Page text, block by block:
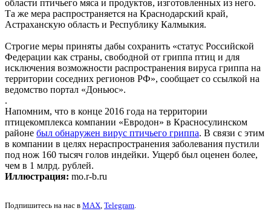
области птичьего мяса и продуктов, изготовленных из него.
Та же мера распространяется на Краснодарский край,
Астраханскую область и Республику Калмыкия.
Строгие меры приняты дабы сохранить «статус Российской
Федерации как страны, свободной от гриппа птиц и для
исключения возможности распространения вируса гриппа на
территории соседних регионов РФ», сообщает со ссылкой на
ведомство портал «Доньюс».
.
Напомним, что в конце 2016 года на территории
птицекомплекса компании «Евродон» в Красносулинском
районе был обнаружен вирус птичьего гриппа. В связи с этим
в компании в целях нераспространения заболевания пустили
под нож 160 тысяч голов индейки. Ущерб был оценен более,
чем в 1 млрд. рублей.
Иллюстрация: mo.r-b.ru
Подпишитесь на нас в MAX, Telegram.